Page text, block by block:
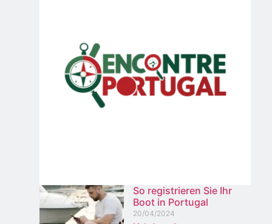
So registrieren Sie Ihr
Boot in Portugal
20/04/2024